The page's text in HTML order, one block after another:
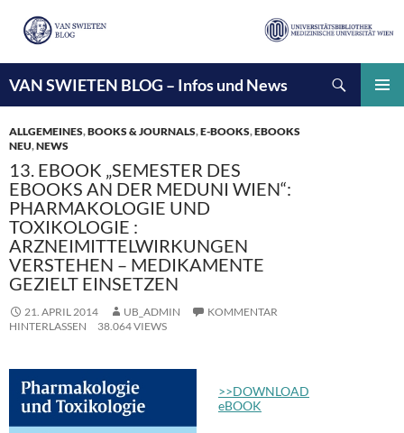
VAN SWIETEN BLOG – Infos und News
INHALT
SPRINGEN
ALLGEMEINES,BOOKS & JOURNALS,E-BOOKS,EBOOKS
NEU,NEWS
13. EBOOK „SEMESTER DES
EBOOKS AN DER MEDUNI WIEN“:
PHARMAKOLOGIE UND
TOXIKOLOGIE :
ARZNEIMITTELWIRKUNGEN
VERSTEHEN – MEDIKAMENTE
GEZIELT EINSETZEN
21. APRIL 2014 UB_ADMIN
KOMMENTAR
HINTERLASSEN
38.064 VIEWS
>>DOWNLOAD
eBOOK